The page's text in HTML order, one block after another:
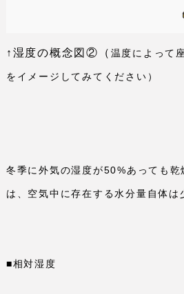
↑湿度の概念図②（ 温度によって
をイメージしてみてください）
冬季に外気の湿度が50%あっても乾
は、空気中に存在する水分量自体は
■相対湿度